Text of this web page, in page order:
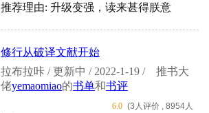
推荐理由: 升级变强，读来甚得朕意
修行从破译文献开始
拉布拉咔 / 更新中 / 2022-1-19 /
推书大
佬yemaomiao的书单和书评
6.0 (3人评价 , 8954人